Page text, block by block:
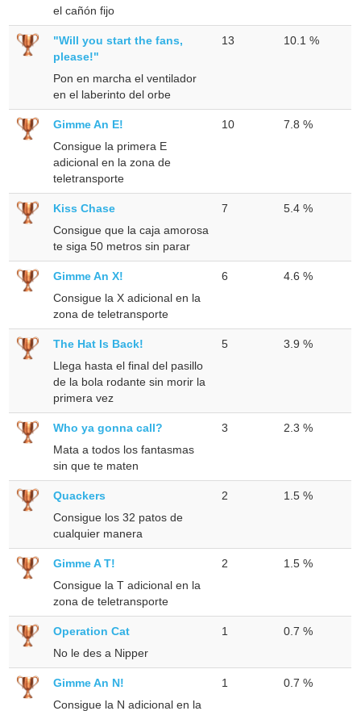
el cañón fijo
"Will you start the fans,
please!"
Pon en marcha el ventilador
en el laberinto del orbe
13 10.1 %
Gimme An E!
Consigue la primera E
adicional en la zona de
teletransporte
10 7.8 %
Kiss Chase
Consigue que la caja amorosa
te siga 50 metros sin parar
7 5.4 %
Gimme An X!
Consigue la X adicional en la
zona de teletransporte
6 4.6 %
The Hat Is Back!
Llega hasta el final del pasillo
de la bola rodante sin morir la
primera vez
5 3.9 %
Who ya gonna call?
Mata a todos los fantasmas
sin que te maten
3 2.3 %
Quackers
Consigue los 32 patos de
cualquier manera
2 1.5 %
Gimme A T!
Consigue la T adicional en la
zona de teletransporte
2 1.5 %
Operation Cat
No le des a Nipper
1 0.7 %
Gimme An N!
Consigue la N adicional en la
1 0.7 %